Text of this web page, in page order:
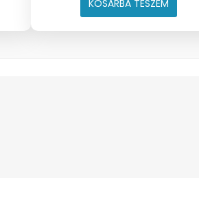
KOSÁRBA TESZEM